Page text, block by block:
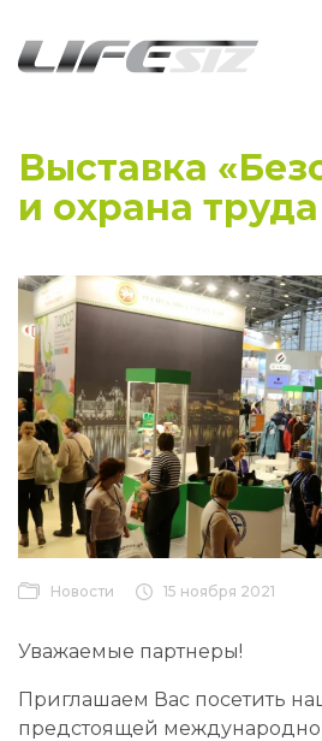
Выставка
и охрана труда
Новости 15 ноября 2021
Уважаемые партнеры!
Приглашаем Вас посетить
предстоящей